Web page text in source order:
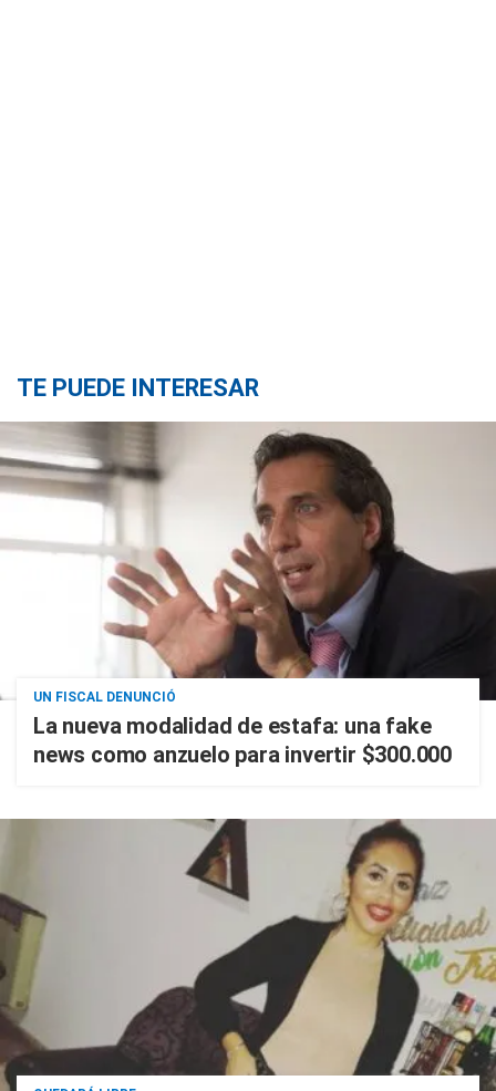
TE PUEDE INTERESAR
UN FISCAL DENUNCIÓ
La nueva modalidad de estafa: una fake
news como anzuelo para invertir $300.000